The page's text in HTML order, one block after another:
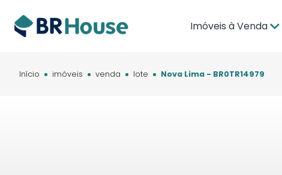
Imóveis à Venda
Início imóveis venda lote Nova Lima - BR0TR14979